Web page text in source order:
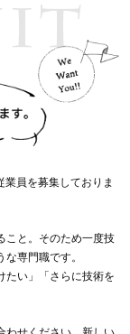
員を募集しておりま
こと。そのため一度技
専門職です。
たい」「さらに技術を